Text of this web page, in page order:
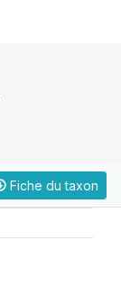
Fiche du taxon